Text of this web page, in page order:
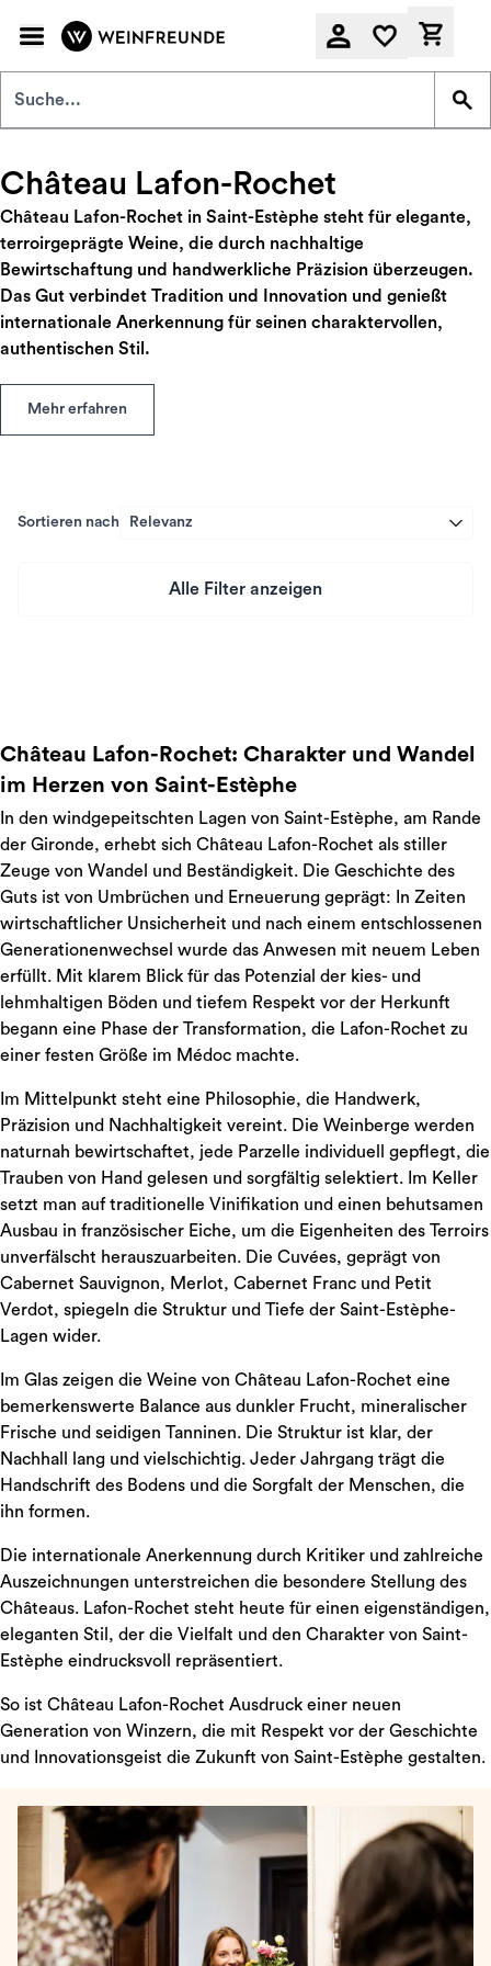
Château Lafon-Rochet
Château Lafon-Rochet in Saint-Estèphe steht für elegante,
terroirgeprägte Weine, die durch nachhaltige
Bewirtschaftung und handwerkliche Präzision überzeugen.
Das Gut verbindet Tradition und Innovation und genießt
internationale Anerkennung für seinen charaktervollen,
authentischen Stil.
Mehr erfahren
Sortieren nach Relevanz
Alle Filter anzeigen
Château Lafon-Rochet: Charakter und Wandel
im Herzen von Saint-Estèphe
In den windgepeitschten Lagen von Saint-Estèphe, am Rande
der Gironde, erhebt sich Château Lafon-Rochet als stiller
Zeuge von Wandel und Beständigkeit. Die Geschichte des
Guts ist von Umbrüchen und Erneuerung geprägt: In Zeiten
wirtschaftlicher Unsicherheit und nach einem entschlossenen
Generationenwechsel wurde das Anwesen mit neuem Leben
erfüllt. Mit klarem Blick für das Potenzial der kies- und
lehmhaltigen Böden und tiefem Respekt vor der Herkunft
begann eine Phase der Transformation, die Lafon-Rochet zu
einer festen Größe im Médoc machte.
Im Mittelpunkt steht eine Philosophie, die Handwerk,
Präzision und Nachhaltigkeit vereint. Die Weinberge werden
naturnah bewirtschaftet, jede Parzelle individuell gepflegt, die
Trauben von Hand gelesen und sorgfältig selektiert. Im Keller
setzt man auf traditionelle Vinifikation und einen behutsamen
Ausbau in französischer Eiche, um die Eigenheiten des Terroirs
unverfälscht herauszuarbeiten. Die Cuvées, geprägt von
Cabernet Sauvignon, Merlot, Cabernet Franc und Petit
Verdot, spiegeln die Struktur und Tiefe der Saint-Estèphe-
Lagen wider.
Im Glas zeigen die Weine von Château Lafon-Rochet eine
bemerkenswerte Balance aus dunkler Frucht, mineralischer
Frische und seidigen Tanninen. Die Struktur ist klar, der
Nachhall lang und vielschichtig. Jeder Jahrgang trägt die
Handschrift des Bodens und die Sorgfalt der Menschen, die
ihn formen.
Die internationale Anerkennung durch Kritiker und zahlreiche
Auszeichnungen unterstreichen die besondere Stellung des
Châteaus. Lafon-Rochet steht heute für einen eigenständigen,
eleganten Stil, der die Vielfalt und den Charakter von Saint-
Estèphe eindrucksvoll repräsentiert.
So ist Château Lafon-Rochet Ausdruck einer neuen
Generation von Winzern, die mit Respekt vor der Geschichte
und Innovationsgeist die Zukunft von Saint-Estèphe gestalten.